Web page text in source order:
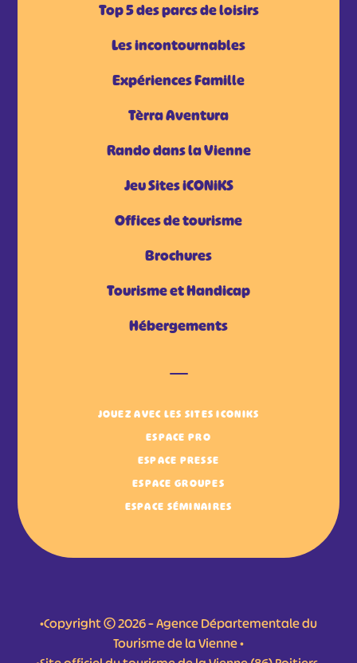
Top 5 des parcs de loisirs
Les incontournables
Expériences Famille
Tèrra Aventura
Rando dans la Vienne
Jeu Sites iCONiKS
Offices de tourisme
Brochures
Tourisme et Handicap
Hébergements
JOUEZ AVEC LES SITES ICONIKS
ESPACE PRO
ESPACE PRESSE
ESPACE GROUPES
ESPACE SÉMINAIRES
•Copyright © 2026 – Agence Départementale du
Tourisme de la Vienne •